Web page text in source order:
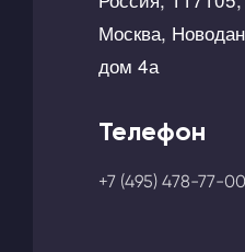
Москва,
дом 4а
Телефон
+7 (495) 478-77-00